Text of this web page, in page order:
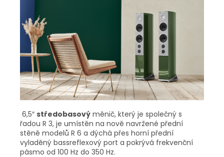
6,5″ středobasový měnič, který je společný s
řadou R 3, je umístěn na nově navržené přední
stěně modelů R 6 a dýchá přes horní přední
vyladěný bassreflexový port a pokrývá frekvenční
pásmo od 100 Hz do 350 Hz.